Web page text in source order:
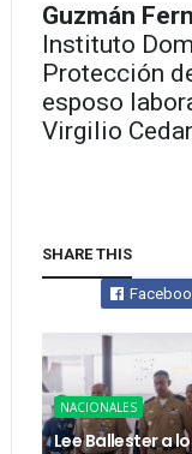
Guzmán
Instituto
Protección
esposo
Virgilio
SHARE THIS
NACIONALES
Lee Ballester a